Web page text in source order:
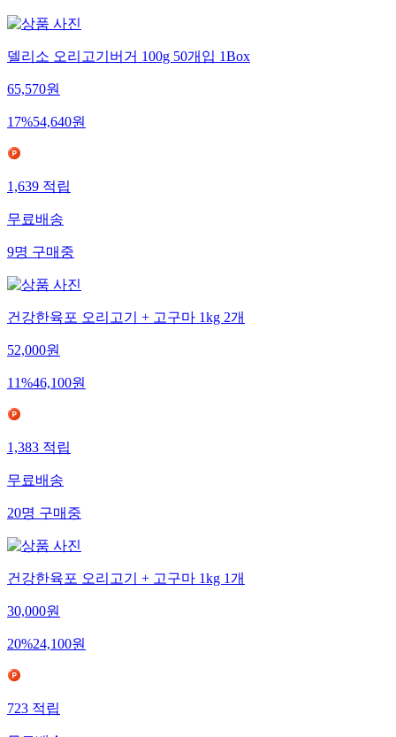
델리소 오리고기버거 100g 50개입 1Box
65,570원
17%54,640원
1,639 적립
무료배송
9명 구매중
건강한육포 오리고기 + 고구마 1kg 2개
52,000원
11%46,100원
1,383 적립
무료배송
20명 구매중
건강한육포 오리고기 + 고구마 1kg 1개
30,000원
20%24,100원
723 적립